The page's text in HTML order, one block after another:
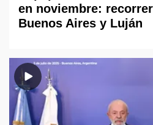
en noviembre:
Buenos Aires y Luján